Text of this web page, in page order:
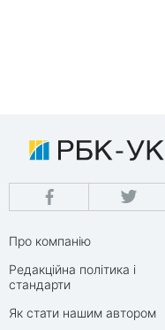
Про компанію
Редакційна політика і
стандарти
Як стати нашим автором